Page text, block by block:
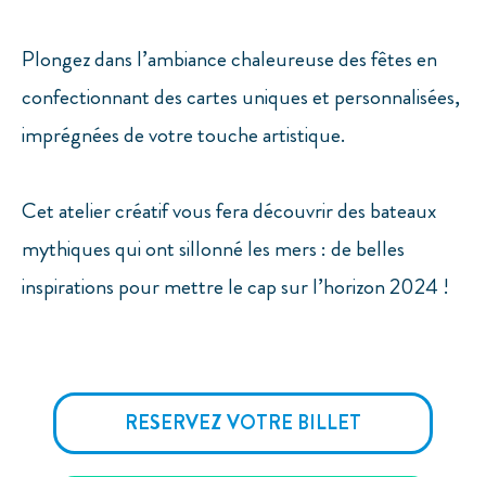
Plongez dans l’ambiance chaleureuse des fêtes en
confectionnant des cartes uniques et personnalisées,
imprégnées de votre touche artistique.
Cet atelier créatif vous fera découvrir des bateaux
mythiques qui ont sillonné les mers : de belles
inspirations pour mettre le cap sur l’horizon 2024 !
RESERVEZ VOTRE BILLET